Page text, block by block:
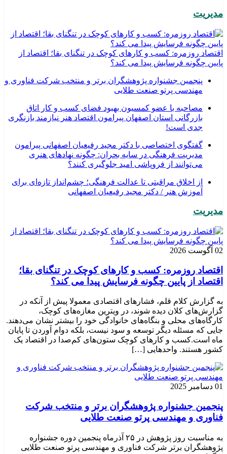
مدیریت
اقتصاد روزمره: کسب‌ و کارهای کوچک در تنگنای بقا؛ اقتصاد از
پایین چگونه فرسایش پیدا می کند؟
پنجمین جشنواره پژوهشگران برتر و منتخب شرکت فناوری و
مهندسی پرتو صنعت طلایی
مصاحبه با عضو کمسیون بهبود فضای کسب و کار اتاق
بازرگانی استان اصفهان پیرامون اقتصاد هنر نیازمند بازنگری
جدی است!
گفتگوی اختصاصی با دکتر مجید رفیعیان اصفهانی پیرامون
مدیریت فرهنگی در سایه بحران: چگونه نهادهای هنری
می‌توانند از فروپاشی امید جلوگیری کنند؟
از اخلاق مراقبتی تا عدالت فرهنگی؛ چشم‌انداز تازه‌ای برای
آموزش هنر / دکتر مجید رفیعیان اصفهانی
مدیریت
02 آگوست 2026
اقتصاد روزمره: کسب‌ و کارهای کوچک در تنگنای بقا؛
اقتصاد از پایین چگونه فرسایش پیدا می کند؟
به گزارش کلام قلم، فشارهای اقتصادی معمولا پیش از آنکه در
گزارش‌های کلان دیده شوند، در ویترین مغازه‌های کوچک،
کارگاه‌های محلی و بنگاه‌های خانوادگی خود را بیشتر نشان می‌دهند.
جایی که مسئله دیگر توسعه و سود نیست، بلکه دوام آوردن تا پایان
ماه است.کسب‌ و کارهای کوچک ستون‌های کم‌صدا در اقتصاد یک
کشور هستند. واحدهایی […]
01 دسامبر 2025
پنجمین جشنواره پژوهشگران برتر و منتخب شرکت
فناوری و مهندسی پرتو صنعت طلایی
به مناسبت روز پژوهش در ۲۵ آذرماه پنجمین دوره جشنواره
پژوهشگران برتر شرکت فناوری و مهندسی پرتو صنعت طلایی